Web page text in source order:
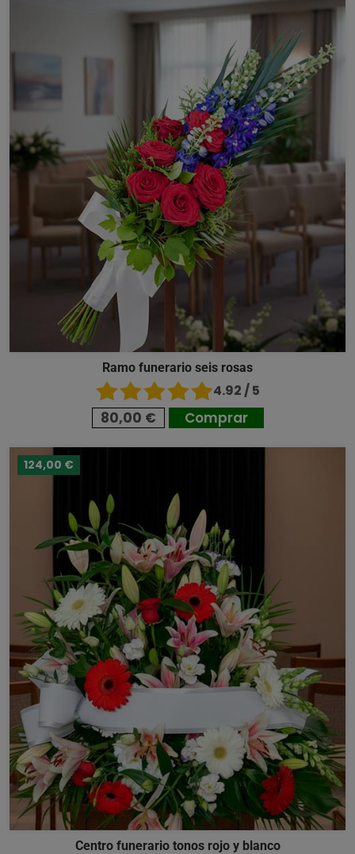
Ramo funerario seis rosas
4.92 / 5
80,00 € Comprar
124,00 €
Centro funerario tonos rojo y blanco